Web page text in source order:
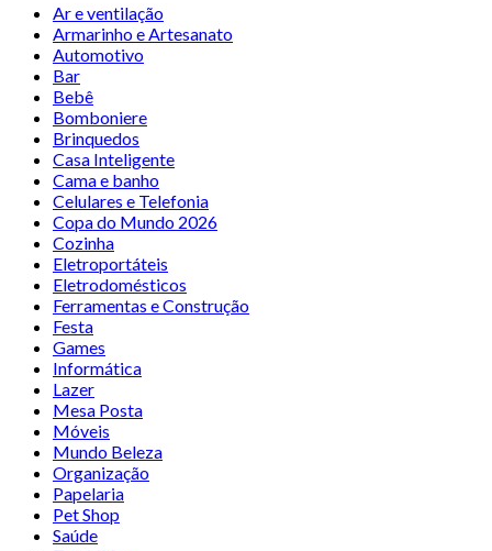
Ar e ventilação
Armarinho e Artesanato
Automotivo
Bar
Bebê
Bomboniere
Brinquedos
Casa Inteligente
Cama e banho
Celulares e Telefonia
Copa do Mundo 2026
Cozinha
Eletroportáteis
Eletrodomésticos
Ferramentas e Construção
Festa
Games
Informática
Lazer
Mesa Posta
Móveis
Mundo Beleza
Organização
Papelaria
Pet Shop
Saúde